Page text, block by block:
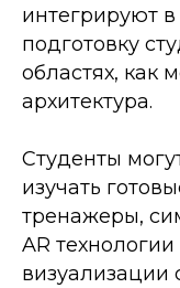
интегрируют
подготовку
областях, как
архитектура.
Студенты
изучать
тренажеры,
AR
визуализации